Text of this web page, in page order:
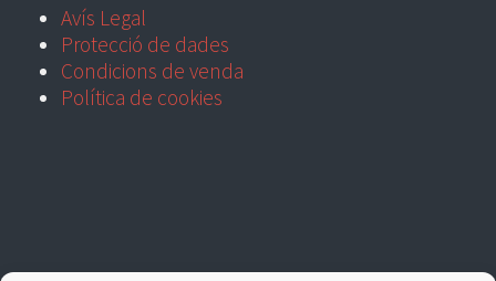
Avís Legal
Protecció de dades
Condicions de venda
Política de cookies